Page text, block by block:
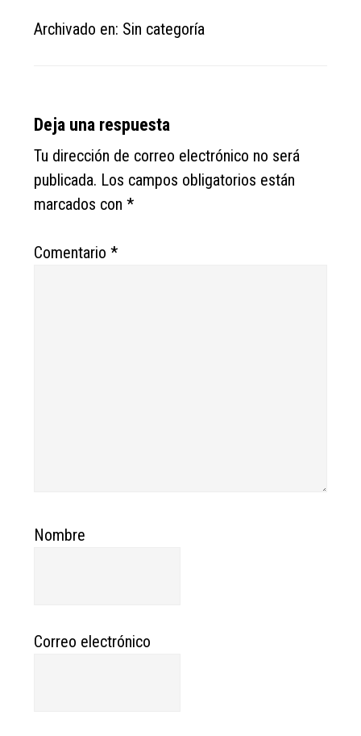
Archivado en: Sin categoría
Reader
Interactions
Deja una respuesta
Tu dirección de correo electrónico no será
publicada. Los campos obligatorios están
marcados con*
Comentario*
Nombre
Correo electrónico